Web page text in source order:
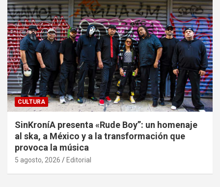
CULTURA
SinKroníA presenta «Rude Boy”: un homenaje
al ska, a México y a la transformación que
provoca la música
5 agosto, 2026 Editorial